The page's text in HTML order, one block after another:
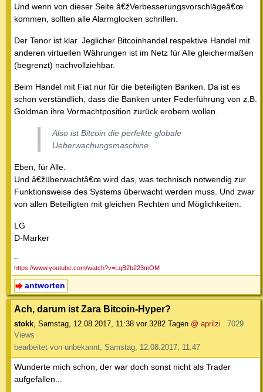
Und wenn von dieser Seite â€žVerbesserungsvorschlägeâ€œ
kommen, sollten alle Alarmglocken schrillen.
Der Tenor ist klar. Jeglicher Bitcoinhandel respektive Handel mit
anderen virtuellen Währungen ist im Netz für Alle gleichermaßen
(begrenzt) nachvollziehbar.
Beim Handel mit Fiat nur für die beteiligten Banken. Da ist es
schon verständlich, dass die Banken unter Federführung von z.B.
Goldman ihre Vormachtposition zurück erobern wollen.
Also ist Bitcoin die perfekte globale
Ueberwachungsmaschine.
Eben, für Alle.
Und â€žüberwachtâ€œ wird das, was technisch notwendig zur
Funktionsweise des Systems überwacht werden muss. Und zwar
von allen Beteiligten mit gleichen Rechten und Möglichkeiten.
LG
D-Marker
--
https://www.youtube.com/watch?v=LqB2b223mOM
antworten
Ach, darum ist Zara Bitcoin-Hyper?
stokk, Samstag, 12.08.2017, 11:38 vor 3282 Tagen @ aprilzi
7029
Views
bearbeitet von unbekannt, Samstag, 12.08.2017, 11:47
Wunderte mich schon, der war doch sonst nicht als Trader
aufgefallen...